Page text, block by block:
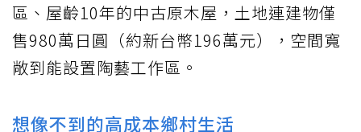
區、屋齡10年的中古原木屋，土地連建物僅
售980萬日圓（約新台幣196萬元），空間寬
敞到能設置陶藝工作區。
想像不到的高成本鄉村生活